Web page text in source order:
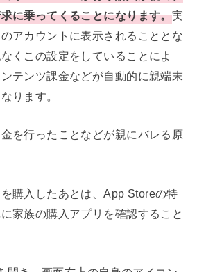
に乗ってくることになります。実
アカウントに表示されることとな
くこの設定をしていることによ
テンツ課金などが自動的に親端末
ります。
を行ったことなどが親にバレる原
購入したあとは、App Storeの特
家族の購入アプリを確認すること